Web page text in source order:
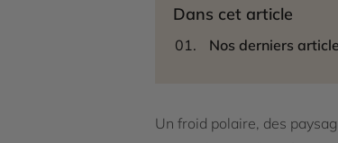
Dans cet article
Nos derniers
Un froid polaire, des